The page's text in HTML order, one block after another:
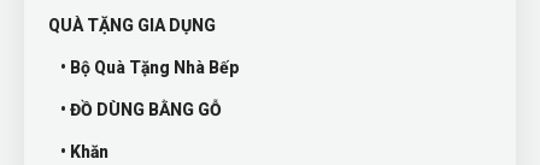
QUÀ TẶNG GIA DỤNG
• Bộ Quà Tặng Nhà Bếp
• ĐỒ DÙNG BẰNG GỖ
• Khăn